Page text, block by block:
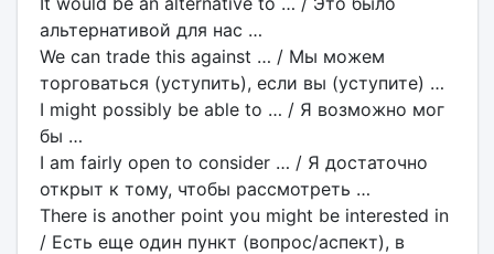
альтернативой для нас …
We can trade this against … / Мы можем
торговаться (уступить), если вы (уступите) …
I might possibly be able to … / Я возможно мог
бы …
I am fairly open to consider … / Я достаточно
открыт к тому, чтобы рассмотреть …
There is another point you might be interested in
/ Есть еще один пункт (вопрос/аспект), в